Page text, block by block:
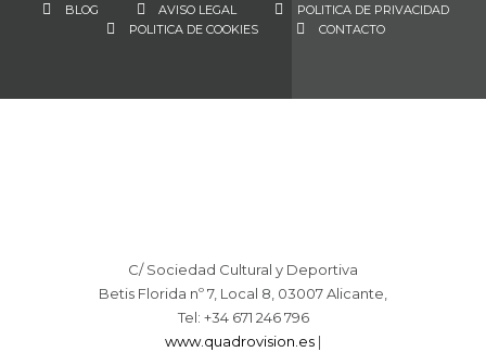
BLOG AVISO LEGAL
POLITICA DE PRIVACIDAD
POLITICA DE COOKIES
CONTACTO
C/ Sociedad Cultural y Deportiva
Betis Florida nº 7, Local 8, 03007 Alicante,
Tel: +34 671 246 796
www.quadrovision.es |